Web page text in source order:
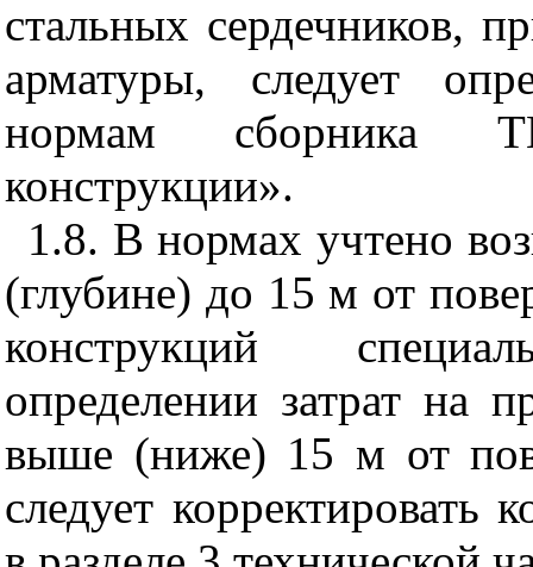
стальных сердечников,
арматуры, следует
нормам сборника
конструкции».
1.8. В нормах учтено
(глубине) до 15 м от
конструкций
определении затрат на
выше (ниже) 15 м от
следует